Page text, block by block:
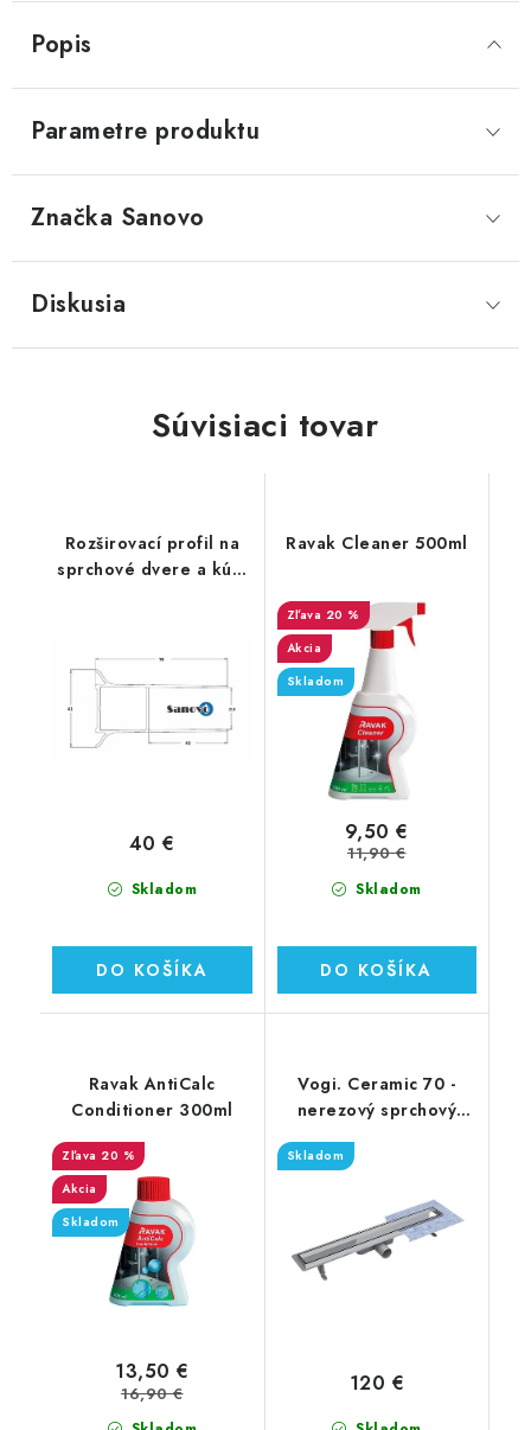
Popis
Parametre produktu
Značka Sanovo
Diskusia
Súvisiaci tovar
Rozširovací profil na
sprchové dvere a kúty
Skladom
40 €
DO KOŠÍKA
Ravak Cleaner 500ml
20 %
Akcia
Skladom
Skladom
9,50 €
11,90 €
DO KOŠÍKA
Ravak AntiCalc
Conditioner 300ml
20 %
Akcia
Skladom
13,50 €
16,90 €
Vogi. Ceramic 70 -
nerezový sprchový
Skladom
120 €